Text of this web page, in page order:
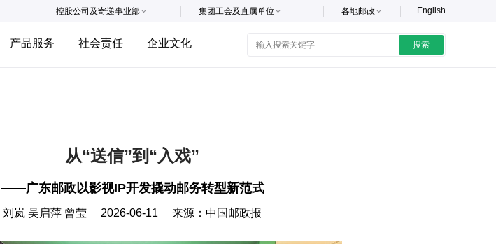
English
各地邮政
集团工会及直属单位
控股公司及寄递事业部
产品服务 社会责任 企业文化 搜索
从“送信”到“入戏”
——广东邮政以影视IP开发撬动邮务转型新范式
刘岚 吴启萍 曾莹 2026-06-11 来源： 中国邮政报